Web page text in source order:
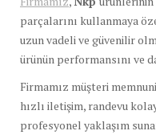
parçalarını kullanmaya
uzun vadeli ve güvenilir
ürünün performansını ve
Firmamız müşteri
hızlı iletişim, randevu
profesyonel yaklaşım